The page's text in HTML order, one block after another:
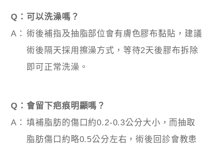
Q： 可以洗澡嗎？
A： 術後補指及抽脂部位會有膚色膠布黏貼，建議
術後隔天採用擦澡方式，等待2天後膠布拆除
即可正常洗澡。
Q：會留下疤痕明顯嗎？
A： 填補脂肪的傷口約0.2-0.3公分大小，而抽取
脂肪傷口約略0.5公分左右，術後回診會教患